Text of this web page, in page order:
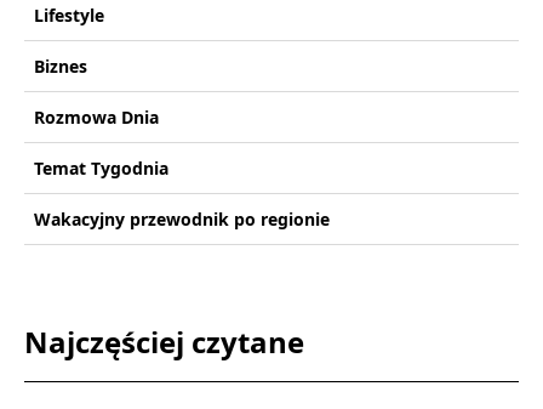
Lifestyle
Biznes
Rozmowa Dnia
Temat Tygodnia
Wakacyjny przewodnik po regionie
Najczęściej czytane